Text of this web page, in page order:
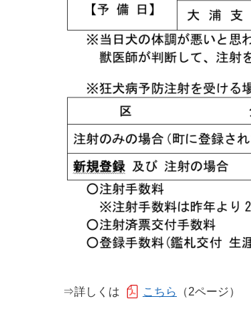
⇒詳しくは こちら （2ページ）